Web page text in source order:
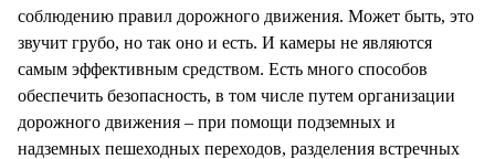
соблюдению правил дорожного движения. Может быть, это
звучит грубо, но так оно и есть. И камеры не являются
самым эффективным средством. Есть много способов
обеспечить безопасность, в том числе путем организации
дорожного движения – при помощи подземных и
надземных пешеходных переходов, разделения встречных